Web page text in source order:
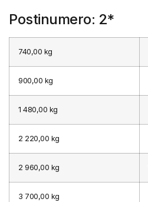
Postinumero: 2*
740,00 kg
900,00 kg
1 480,00 kg
2 220,00 kg
2 960,00 kg
3 700,00 kg